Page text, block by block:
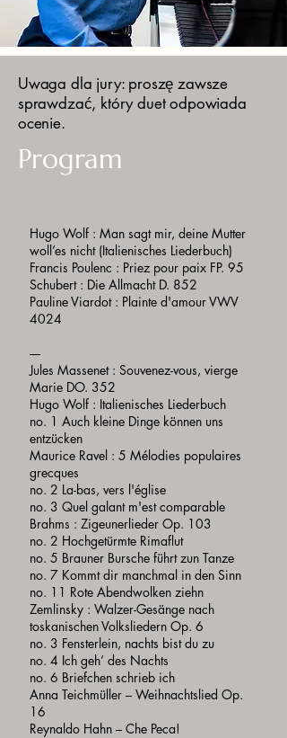
Uwaga dla jury: proszę zawsze
sprawdzać, który duet odpowiada
ocenie.
Program
Hugo Wolf : Man sagt mir, deine Mutter
woll’es nicht (Italienisches Liederbuch)
Francis Poulenc : Priez pour paix FP. 95
Schubert : Die Allmacht D. 852
Pauline Viardot : Plainte d'amour VWV
4024
----
Jules Massenet : Souvenez-vous, vierge
Marie DO. 352
Hugo Wolf : Italienisches Liederbuch
no. 1 Auch kleine Dinge können uns
entzücken
Maurice Ravel : 5 Mélodies populaires
grecques
no. 2 La-bas, vers l'église
no. 3 Quel galant m'est comparable
Brahms : Zigeunerlieder Op. 103
no. 2 Hochgetürmte Rimaflut
no. 5 Brauner Bursche führt zun Tanze
no. 7 Kommt dir manchmal in den Sinn
no. 11 Rote Abendwolken ziehn
Zemlinsky : Walzer-Gesänge nach
toskanischen Volksliedern Op. 6
no. 3 Fensterlein, nachts bist du zu
no. 4 Ich geh’ des Nachts
no. 6 Briefchen schrieb ich
Anna Teichmüller – Weihnachtslied Op.
16
Reynaldo Hahn – Che Peca!